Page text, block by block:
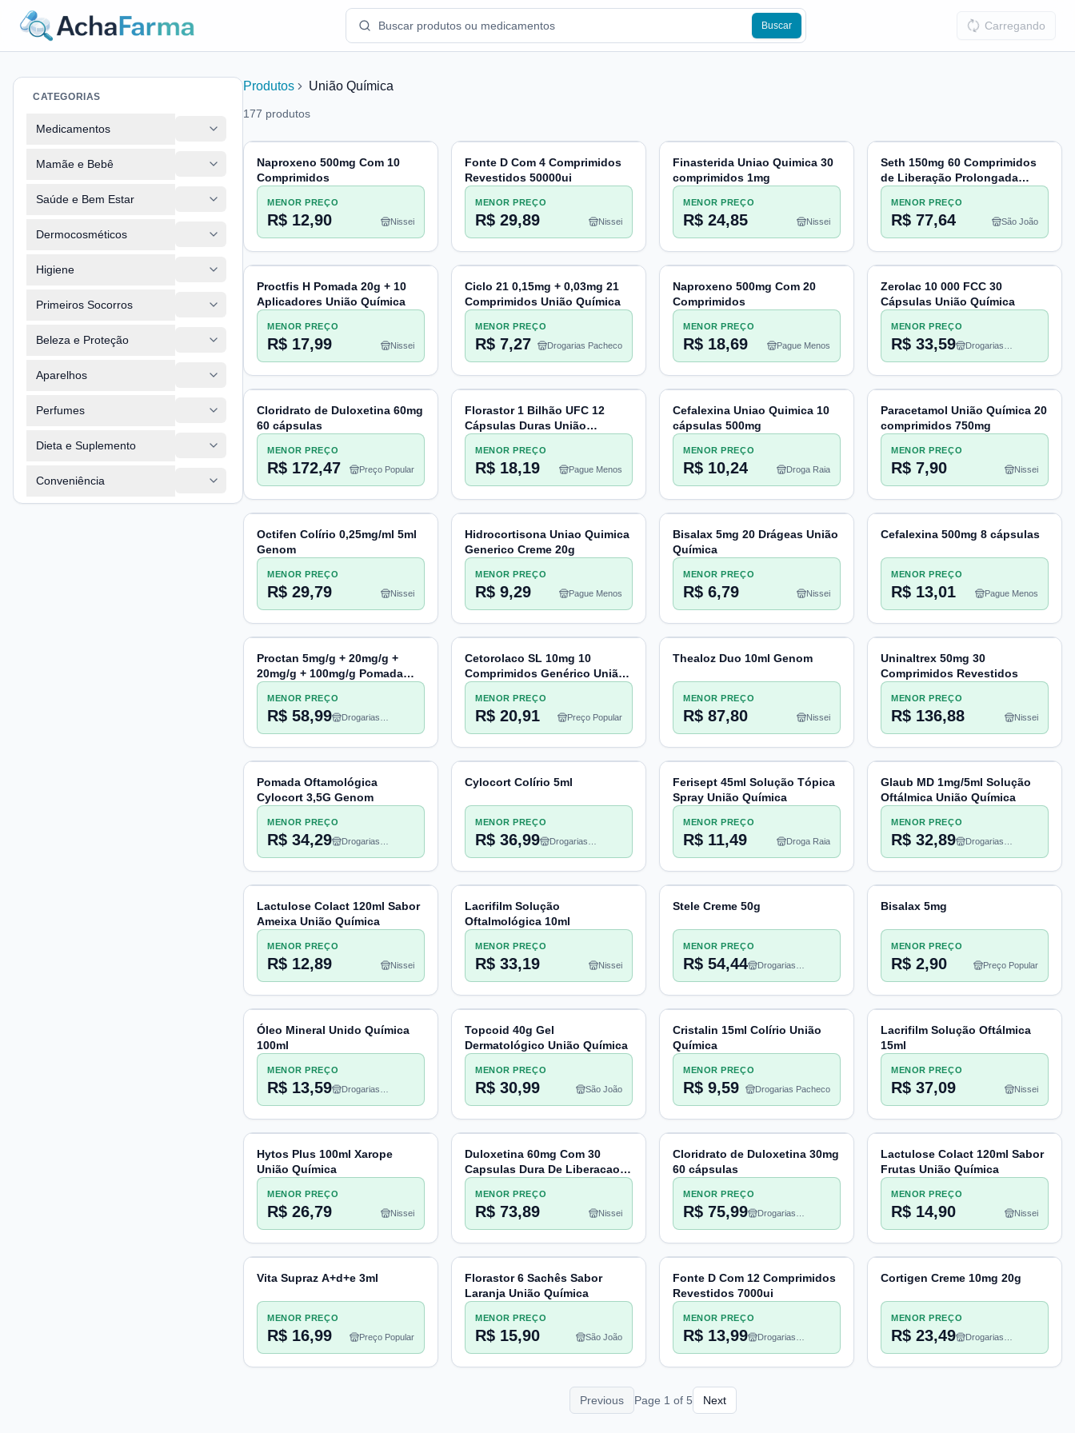
Buscar Carregando
CATEGORIAS
Medicamentos
Mamãe e Bebê
Saúde e Bem Estar
Dermocosméticos
Higiene
Primeiros Socorros
Beleza e Proteção
Aparelhos
Perfumes
Dieta e Suplemento
Conveniência
Produtos União Química
177 produtos
Naproxeno 500mg Com 10
Comprimidos
MENOR PREÇO
R$ 12,90 Nissei
Fonte D Com 4 Comprimidos
Revestidos 50000ui
MENOR PREÇO
R$ 29,89 Nissei
Finasterida Uniao Quimica 30
comprimidos 1mg
MENOR PREÇO
R$ 24,85 Nissei
Seth 150mg 60 Comprimidos
de Liberação Prolongada
União Química (C1)
MENOR PREÇO
R$ 77,64 São João
Proctfis H Pomada 20g + 10
Aplicadores União Química
MENOR PREÇO
R$ 17,99 Nissei
Ciclo 21 0,15mg + 0,03mg 21
Comprimidos União Química
MENOR PREÇO
R$ 7,27 Drogarias Pacheco
Naproxeno 500mg Com 20
Comprimidos
MENOR PREÇO
R$ 18,69 Pague Menos
Zerolac 10 000 FCC 30
Cápsulas União Química
MENOR PREÇO
R$ 33,59
Drogarias
Cloridrato de Duloxetina 60mg
60 cápsulas
MENOR PREÇO
R$ 172,47 Preço Popular
Florastor 1 Bilhão UFC 12
Cápsulas Duras União
Química
MENOR PREÇO
R$ 18,19 Pague Menos
Cefalexina Uniao Quimica 10
cápsulas 500mg
MENOR PREÇO
R$ 10,24 Droga Raia
Paracetamol União Química 20
comprimidos 750mg
MENOR PREÇO
R$ 7,90 Nissei
Octifen Colírio 0,25mg/ml 5ml
Genom
MENOR PREÇO
R$ 29,79 Nissei
Hidrocortisona Uniao Quimica
Generico Creme 20g
MENOR PREÇO
R$ 9,29 Pague Menos
Bisalax 5mg 20 Drágeas União
Química
MENOR PREÇO
R$ 6,79 Nissei
Cefalexina 500mg 8 cápsulas
MENOR PREÇO
R$ 13,01 Pague Menos
Proctan 5mg/g + 20mg/g +
20mg/g + 100mg/g Pomada
25g + 10 Luvas Genoma
MENOR PREÇO
R$ 58,99
Drogarias
Cetorolaco SL 10mg 10
Comprimidos Genérico União
Química
MENOR PREÇO
R$ 20,91 Preço Popular
Thealoz Duo 10ml Genom
MENOR PREÇO
R$ 87,80 Nissei
Uninaltrex 50mg 30
Comprimidos Revestidos
MENOR PREÇO
R$ 136,88 Nissei
Pomada Oftamológica
Cylocort 3,5G Genom
MENOR PREÇO
R$ 34,29
Drogarias
Cylocort Colírio 5ml
MENOR PREÇO
R$ 36,99
Drogarias
Ferisept 45ml Solução Tópica
Spray União Química
MENOR PREÇO
R$ 11,49 Droga Raia
Glaub MD 1mg/5ml Solução
Oftálmica União Química
MENOR PREÇO
R$ 32,89
Drogarias
Lactulose Colact 120ml Sabor
Ameixa União Química
MENOR PREÇO
R$ 12,89 Nissei
Lacrifilm Solução
Oftalmológica 10ml
MENOR PREÇO
R$ 33,19 Nissei
Stele Creme 50g
MENOR PREÇO
R$ 54,44
Drogarias
Bisalax 5mg
MENOR PREÇO
R$ 2,90 Preço Popular
Óleo Mineral Unido Química
100ml
MENOR PREÇO
R$ 13,59
Drogarias
Topcoid 40g Gel
Dermatológico União Química
MENOR PREÇO
R$ 30,99 São João
Cristalin 15ml Colírio União
Química
MENOR PREÇO
R$ 9,59 Drogarias Pacheco
Lacrifilm Solução Oftálmica
15ml
MENOR PREÇO
R$ 37,09 Nissei
Hytos Plus 100ml Xarope
União Química
MENOR PREÇO
R$ 26,79 Nissei
Duloxetina 60mg Com 30
Capsulas Dura De Liberacao
Retardada
MENOR PREÇO
R$ 73,89 Nissei
Cloridrato de Duloxetina 30mg
60 cápsulas
MENOR PREÇO
R$ 75,99
Drogarias
Lactulose Colact 120ml Sabor
Frutas União Química
MENOR PREÇO
R$ 14,90 Nissei
Vita Supraz A+d+e 3ml
MENOR PREÇO
R$ 16,99 Preço Popular
Florastor 6 Sachês Sabor
Laranja União Química
MENOR PREÇO
R$ 15,90 São João
Fonte D Com 12 Comprimidos
Revestidos 7000ui
MENOR PREÇO
R$ 13,99
Drogarias
Cortigen Creme 10mg 20g
MENOR PREÇO
R$ 23,49
Drogarias
Previous Page 1 of 5 Next